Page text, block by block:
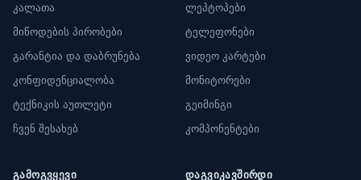
კალათა
მიწოდების პირობები
გარანტია და დაბრუნება
კონფიდენციალობა
ტექნიკის აუთლეტი
ჩვენ შესახებ
ლეპტოპები
ტელეფონები
ვიდეო კარტები
მონიტორები
გეიმინგი
კომპონენტები
გამოგვყევი დაგვიკავშირდი